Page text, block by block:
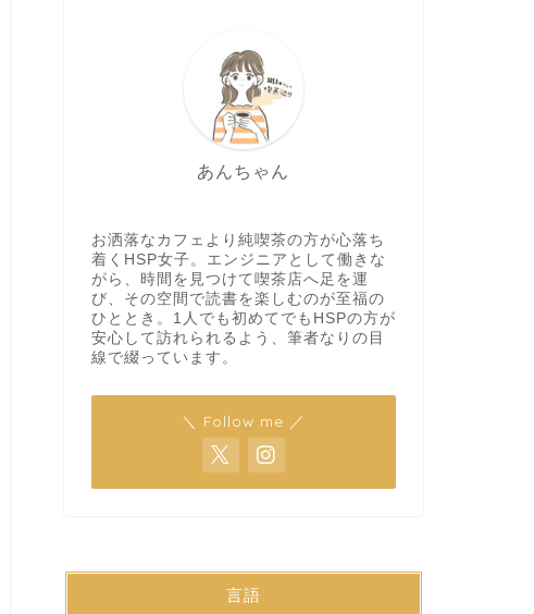
あんちゃん
お洒落なカフェより純喫茶の方が心落ち
着くHSP女子。エンジニアとして働きな
がら、時間を見つけて喫茶店へ足を運
び、その空間で読書を楽しむのが至福の
ひととき。1人でも初めてでもHSPの方が
安心して訪れられるよう、筆者なりの目
線で綴っています。
＼ Follow me ／
言語